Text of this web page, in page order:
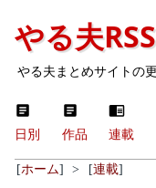
やる夫
やる夫まとめサイトの
日別 作品 連載
[ホーム] > [連載]